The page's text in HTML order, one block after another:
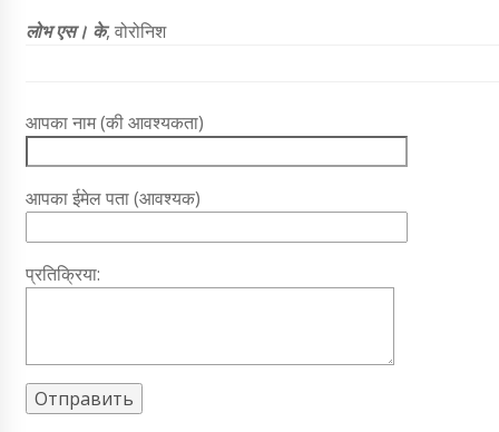
लोभ एस। के, वोरोनिश
आपका नाम (की आवश्यकता)
आपका ईमेल पता (आवश्यक)
प्रतिक्रिया: